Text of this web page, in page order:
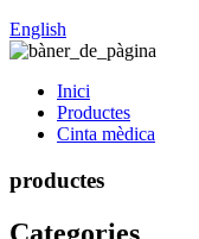
English
Inici
Productes
Cinta mèdica
productes
Categories